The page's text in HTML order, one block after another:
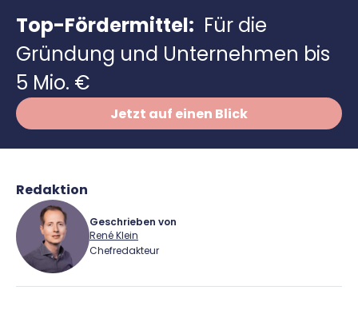
Weitere Tools & Vorlagen
Vergleiche
Steuerberatung
Software
Deals
Top-Fördermittel: Für die
Gründung und Unternehmen bis
5 Mio. €
Jetzt auf einen Blick
Redaktion
Geschrieben von
René Klein
Chefredakteur